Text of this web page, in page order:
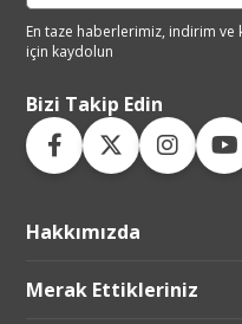
En taze haberlerimiz, indirim ve
için kaydolun
Bizi Takip Edin
Hakkımızda
Merak Ettikleriniz